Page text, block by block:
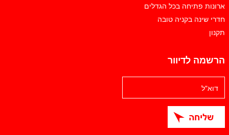
ארונות פתיחה בכל הגדלים
חדרי שינה בקניה טובה
תקנון
הרשמה לדיוור